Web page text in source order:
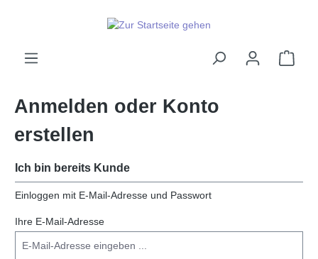
Anmelden oder Konto
erstellen
Ich bin bereits Kunde
Einloggen mit E-Mail-Adresse und Passwort
Ihre E-Mail-Adresse